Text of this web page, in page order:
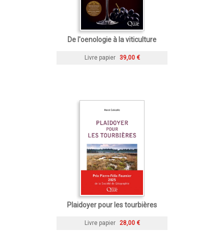
De l'oenologie à la viticulture
Livre papier 39,00 €
Plaidoyer pour les tourbières
Livre papier 28,00 €